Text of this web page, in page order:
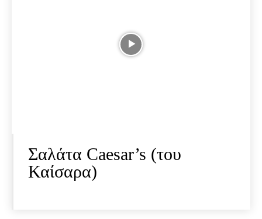
Σαλάτα Caesar’s (του
Καίσαρα)